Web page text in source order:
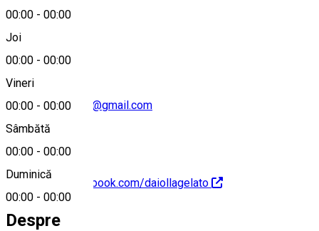
00:00 - 00:00
Joi
00:00 - 00:00
Vineri
00:00 - 00:00
Sâmbătă
00:00 - 00:00
Duminică
00:00 - 00:00
office.exclusivice@gmail.com
https://www.facebook.com/daiollagelato
Despre